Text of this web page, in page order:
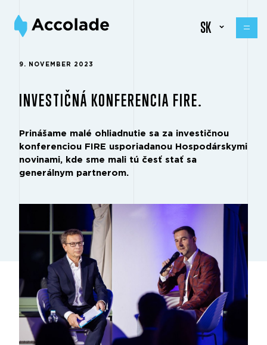
SK
9. NOVEMBER 2023
INVESTIČNÁ KONFERENCIA FIRE.
Prinášame malé ohliadnutie sa za investičnou
konferenciou FIRE usporiadanou Hospodárskymi
novinami, kde sme mali tú česť stať sa
generálnym partnerom.